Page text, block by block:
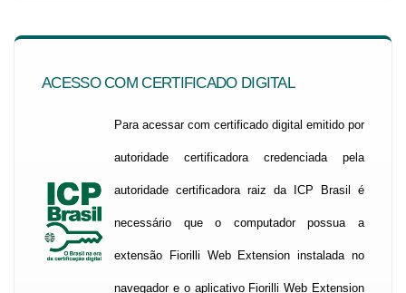
ACESSO COM CERTIFICADO DIGITAL
Para acessar com certificado digital emitido por
autoridade certificadora credenciada pela
autoridade certificadora raiz da ICP Brasil é
necessário que o computador possua a
extensão Fiorilli Web Extension instalada no
navegador e o aplicativo Fiorilli Web Extension